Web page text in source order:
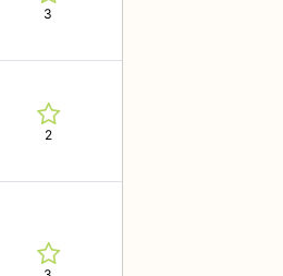
3
2